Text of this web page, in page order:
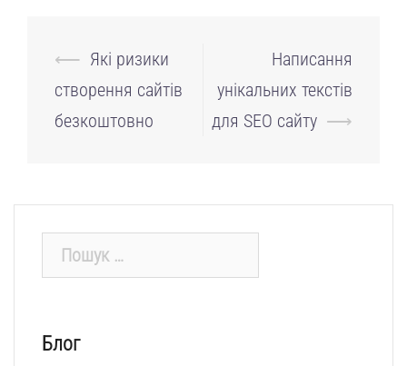
Навігація
по
запису
⟵ Які ризики
створення сайтів
безкоштовно
Написання
унікальних текстів
для SEO сайту ⟶
Пошук:
Блог